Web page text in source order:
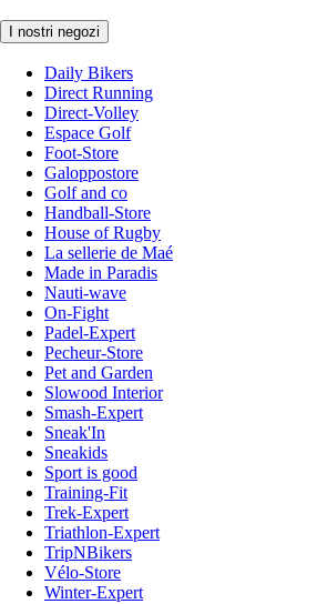
I nostri negozi
Daily Bikers
Direct Running
Direct-Volley
Espace Golf
Foot-Store
Galoppostore
Golf and co
Handball-Store
House of Rugby
La sellerie de Maé
Made in Paradis
Nauti-wave
On-Fight
Padel-Expert
Pecheur-Store
Pet and Garden
Slowood Interior
Smash-Expert
Sneak'In
Sneakids
Sport is good
Training-Fit
Trek-Expert
Triathlon-Expert
TripNBikers
Vélo-Store
Winter-Expert